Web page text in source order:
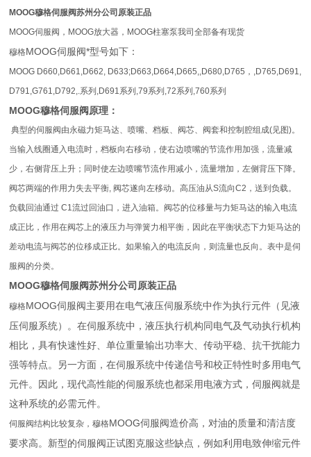
MOOG穆格伺服阀苏州分公司原装正品
MOOG伺服阀，MOOG放大器，MOOG柱塞泵我司全部备有现货
穆格MOOG伺服阀*型号如下：
MOOG D660,D661,D662, D633;D663,D664,D665,,D680,D765，,D765,D691,
D791,G761,D792,.系列,D691系列,79系列,72系列,760系列
MOOG穆格伺服阀 原理：
典型的伺服阀由永磁力矩马达、喷嘴、档板、阀芯、阀套和控制腔组成(见图)。
当输入线圈通入电流时，档板向右移动，使右边喷嘴的节流作用加强，流量减
少，右侧背压上升；同时使左边喷嘴节流作用减小，流量增加，左侧背压下降。
阀芯两端的作用力失去平衡, 阀芯遂向左移动。高压油从S流向C2，送到负载。
负载回油通过C1流过回油口，进入油箱。阀芯的位移量与力矩马达的输入电流
成正比，作用在阀芯上的液压力与弹簧力相平衡， 因此在平衡状态下力矩马达的
差动电流与阀芯的位移成正比。如果输入的电流反向，则流量也反向。表中是伺
服阀的分类。
MOOG穆格伺服阀苏州分公司原装正品
穆格MOOG伺服阀主要用在电气液压伺服系统中作为执行元件（见液
压伺服系统）。在伺服系统中，液压执行机构同电气及气动执行机构
相比，具有快速性好、单位重量输出功率大、传动平稳、抗干扰能力
强等特点。另一方面，在伺服系统中传递信号和校正特性时多用电气
元件。因此，现代高性能的伺服系统也都采用电液方式，伺服阀就是
这种系统的必需元件。
伺服阀结构比较复杂，穆格MOOG伺服阀造价高，对油的质量和清洁度
要求高。新型的伺服阀正试图克服这些缺点，例如利用电致伸缩元件